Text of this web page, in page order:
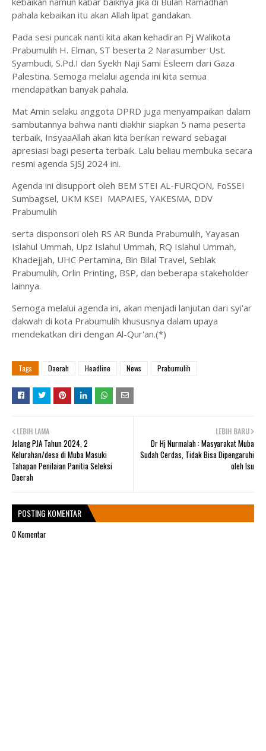
pahala kebaikan itu akan Allah lipat gandakan.
Pada sesi puncak nanti kita akan kehadiran Pj Walikota
Prabumulih H. Elman, ST beserta 2 Narasumber Ust.
Syambudi, S.Pd.I dan Syekh Naji Sami Esleem dari Gaza
Palestina. Semoga melalui agenda ini kita semua
mendapatkan banyak pahala.
Mat Amin selaku anggota DPRD juga menyampaikan dalam
sambutannya bahwa nanti diakhir siapkan 5 nama peserta
terbaik, InsyaaAllah akan kita berikan reward sebagai
apresiasi bagi peserta terbaik. Lalu beliau membuka secara
resmi agenda SJSJ 2024 ini.
Agenda ini disupport oleh BEM STEI AL-FURQON, FoSSEI
Sumbagsel, UKM KSEI MAPAIES, YAKESMA, DDV
Prabumulih
serta disponsori oleh RS AR Bunda Prabumulih, Yayasan
Islahul Ummah, Upz Islahul Ummah, RQ Islahul Ummah,
Khadejjah, UHC Pertamina, Bin Bilal Travel, Seblak
Prabumulih, Orlin Printing, BSP, dan beberapa stakeholder
lainnya.
Semoga melalui agenda ini, akan menjadi lanjutan dari syi'ar
dakwah di kota Prabumulih khususnya dalam upaya
mendekatkan diri dengan Al-Qur'an.(*)
Tags Daerah Headline News Prabumulih
LEBIH BARU
Dr Hj Nurmalah : Masyarakat Muba
Sudah Cerdas, Tidak Bisa Dipengaruhi
oleh Isu
LEBIH LAMA
Jelang PJA Tahun 2024, 2
Kelurahan/desa di Muba Masuki
Tahapan Penilaian Panitia Seleksi
Daerah
POSTING KOMENTAR
0 Komentar